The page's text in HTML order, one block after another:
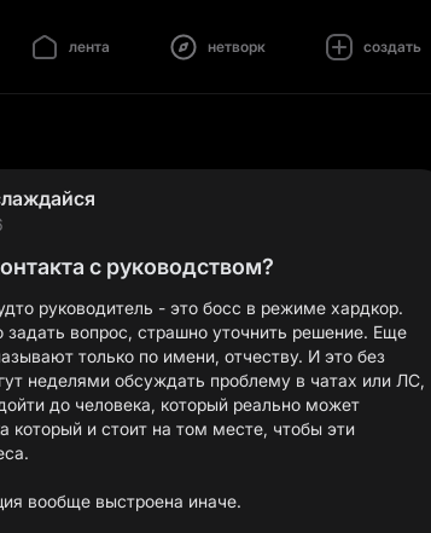
лента нетворк создать
с руководством?
руководитель - это босс в режиме хардкор.
вопрос, страшно уточнить решение. Еще
только по имени, отчеству. И это без
неделями обсуждать проблему в чатах или ЛС,
до человека, который реально может
который и стоит на том месте, чтобы эти
вообще выстроена иначе.